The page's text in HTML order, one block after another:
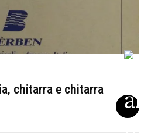
chitarra e chitarra